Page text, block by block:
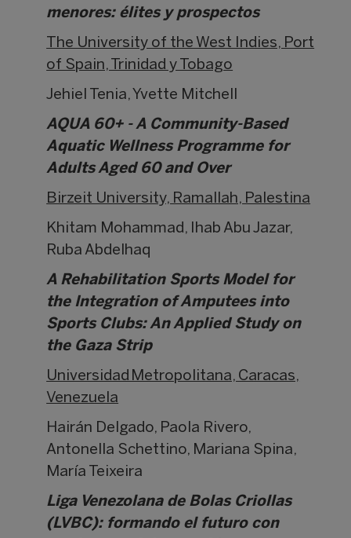
menores: élites y prospectos
The University of the West Indies, Port
of Spain, Trinidad y Tobago
Jehiel Tenia, Yvette Mitchell
AQUA 60+ - A Community-Based
Aquatic Wellness Programme for
Adults Aged 60 and Over
Birzeit University, Ramallah, Palestina
Khitam Mohammad, Ihab Abu Jazar,
Ruba Abdelhaq
A Rehabilitation Sports Model for
the Integration of Amputees into
Sports Clubs: An Applied Study on
the Gaza Strip
Universidad Metropolitana, Caracas,
Venezuela
Hairán Delgado, Paola Rivero,
Antonella Schettino, Mariana Spina,
María Teixeira
Liga Venezolana de Bolas Criollas
(LVBC): formando el futuro con